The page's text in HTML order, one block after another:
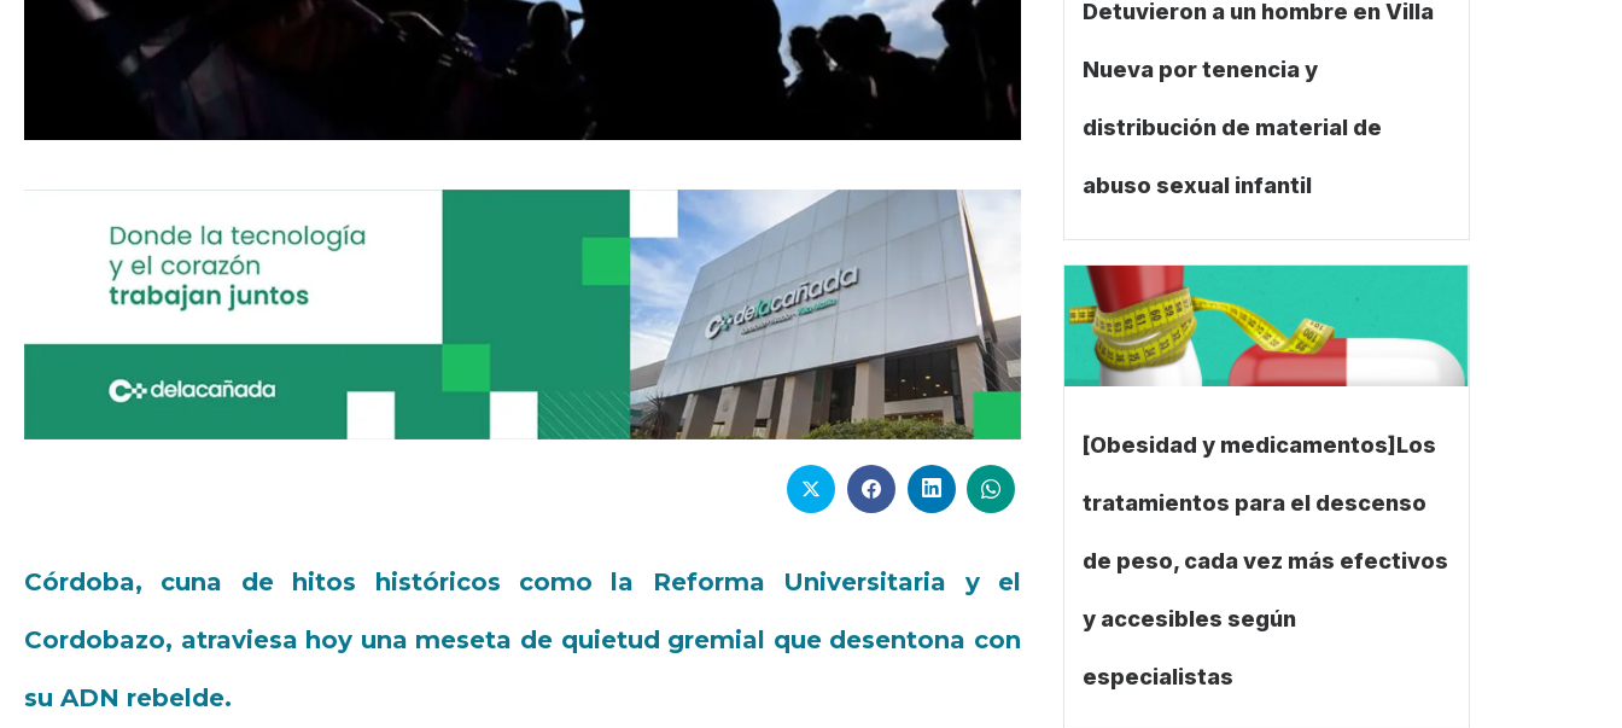
Córdoba, cuna de hitos históricos como la Reforma Universitaria y el
Cordobazo, atraviesa hoy una meseta de quietud gremial que desentona con
su ADN rebelde.
Detuvieron a un hombre en Villa
Nueva por tenencia y
distribución de material de
abuso sexual infantil
[Obesidad y medicamentos]Los
tratamientos para el descenso
de peso, cada vez más efectivos
y accesibles según
especialistas